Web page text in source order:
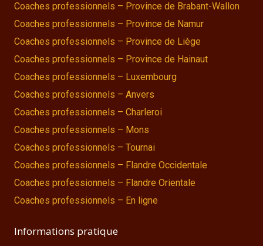
Coaches professionnels – Province de Brabant-Wallon
Coaches professionnels – Province de Namur
Coaches professionnels – Province de Liège
Coaches professionnels – Province de Hainaut
Coaches professionnels – Luxembourg
Coaches professionnels – Anvers
Coaches professionnels – Charleroi
Coaches professionnels – Mons
Coaches professionnels – Tournai
Coaches professionnels – Flandre Occidentale
Coaches professionnels – Flandre Orientale
Coaches professionnels – En ligne
Informations pratique